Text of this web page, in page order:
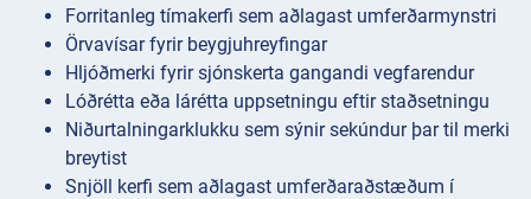
Forritanleg tímakerfi sem aðlagast umferðarmynstri
Örvavísar fyrir beygjuhreyfingar
Hljóðmerki fyrir sjónskerta gangandi vegfarendur
Lóðrétta eða lárétta uppsetningu eftir staðsetningu
Niðurtalningarklukku sem sýnir sekúndur þar til merki
breytist
Snjöll kerfi sem aðlagast umferðaraðstæðum í